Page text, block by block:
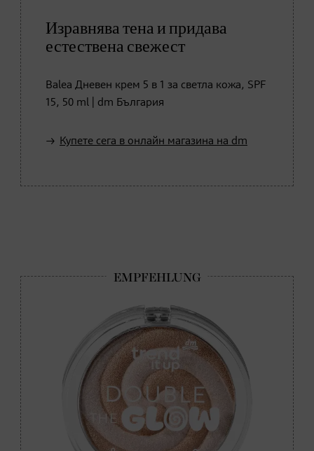
Изравнява тена и придава
естествена свежест
Balea Дневен крем 5 в 1 за светла кожа, SPF
15, 50 ml | dm България
Купете сега в онлайн магазина на dm